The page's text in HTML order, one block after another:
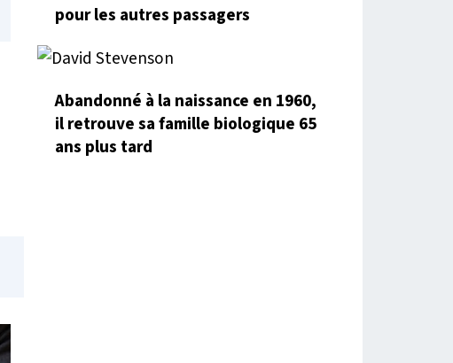
pour les autres passagers
Abandonné à la naissance en 1960,
il retrouve sa famille biologique 65
ans plus tard